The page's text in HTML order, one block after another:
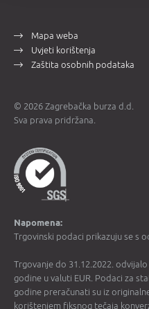
Mapa weba
Uvjeti korištenja
Zaštita osobnih podataka
© 2026 Zagrebačka burza d.d.
Sva prava pridržana.
Napomena:
Trgovinski podaci prikazuju se s
Trgovanje do 31.12.2022. odvijalo
godine u valuti EUR. Podaci za
godine preračunati su iz
korištenjem fiksnog tečaja